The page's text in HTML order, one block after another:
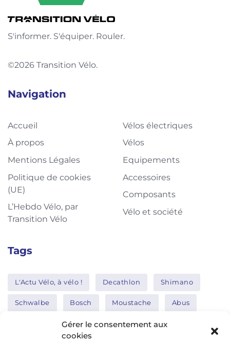
Gérer le consentement aux
cookies
S'informer. S'équiper. Rouler.
©2026 Transition Vélo.
Navigation
Accueil
À propos
Mentions Légales
Politique de cookies
(UE)
L’Hebdo Vélo, par
Transition Vélo
Vélos électriques
Vélos
Equipements
Accessoires
Composants
Vélo et société
Tags
L'Actu Vélo, à vélo ! Decathlon Shimano
Schwalbe Bosch Moustache Abus
Thule Nakamura